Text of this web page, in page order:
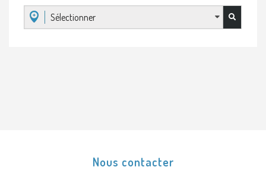
Sélectionner
Nous contacter